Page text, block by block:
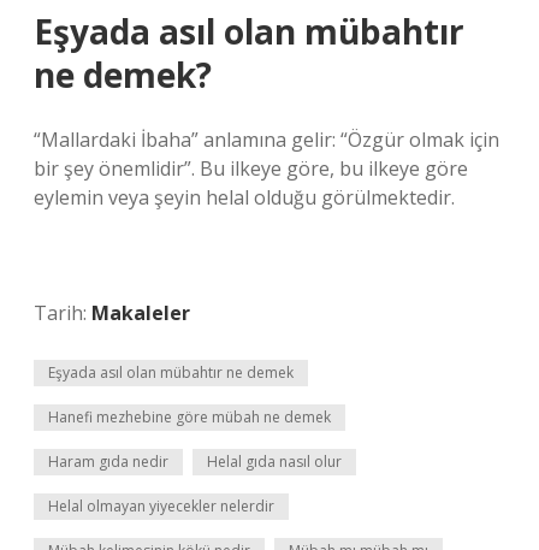
Eşyada asıl olan mübahtır
ne demek?
“Mallardaki İbaha” anlamına gelir: “Özgür olmak için
bir şey önemlidir”. Bu ilkeye göre, bu ilkeye göre
eylemin veya şeyin helal olduğu görülmektedir.
Tarih: Makaleler
Eşyada asıl olan mübahtır ne demek
Hanefi mezhebine göre mübah ne demek
Haram gıda nedir Helal gıda nasıl olur
Helal olmayan yiyecekler nelerdir